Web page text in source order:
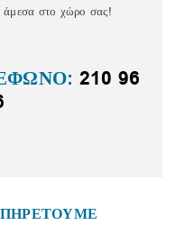
άμεσα στο χώρο σας!
210 96